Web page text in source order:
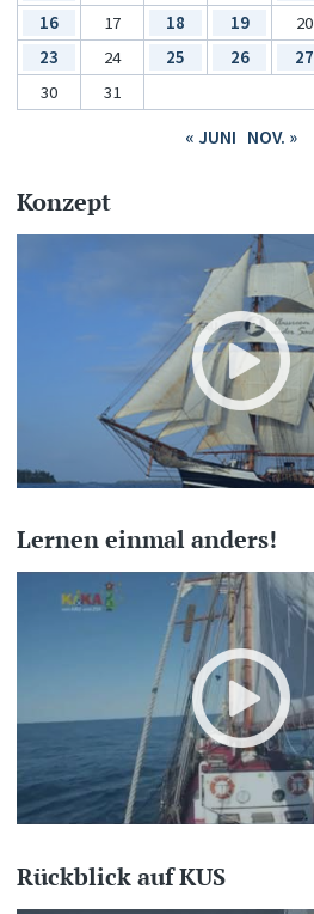
16
17 18 19 20
23
24 25 26 27
30
31
« JUNI NOV. »
Konzept
Lernen einmal anders!
Rückblick auf KUS